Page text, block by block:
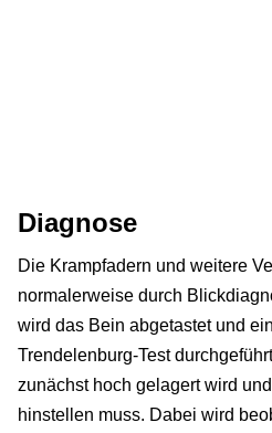
Diagnose
Die Krampfadern und weitere
normalerweise durch
wird das Bein abgetastet und
Trendelenburg-Test
zunächst hoch gelagert wird
hinstellen muss. Dabei wird